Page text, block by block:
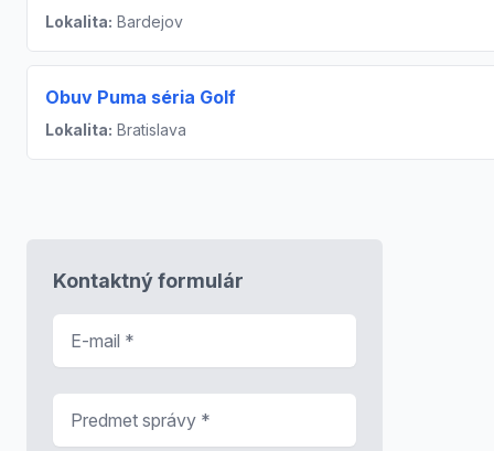
Lokalita: Bardejov
Obuv Puma séria Golf
Lokalita: Bratislava
Kontaktný formulár